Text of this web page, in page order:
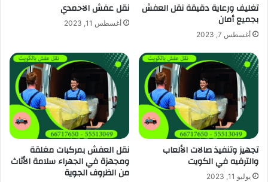
تغليف ورعاية دقيقة نقل العفش
بجميع أمان
أغسطس 7, 2023
نقل عفش الاحمدي
أغسطس 11, 2023
تجهيز وتنفيذ صالات الألعاب
والترفيه في الكويت
يوليو 11, 2023
نقل العفش بمركبات مغلقة
ومجهزة في الجهراء سلامة الأثاث
من الظروف الجوية